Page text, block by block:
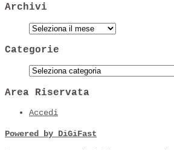
Archivi
Categorie
Area Riservata
Accedi
Powered by DiGiFast